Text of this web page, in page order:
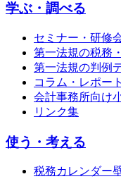
学ぶ・調べる
セミナー・研修
第一法規の税務
第一法規の判例
コラム・レポート
会計事務所向け
リンク集
使う・考える
税務カレンダー